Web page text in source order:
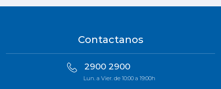
Contactanos
2900 2900
Lun. a Vier. de 10:00 a 19:00h